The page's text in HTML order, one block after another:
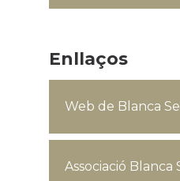
Enllaços
Web de Blanca
Associació Blanca